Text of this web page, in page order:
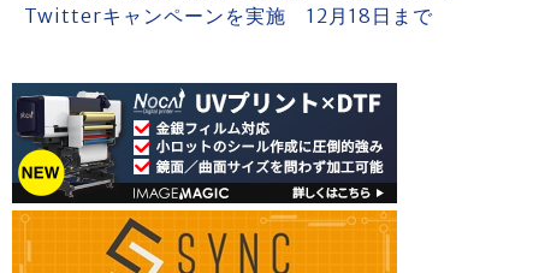
Twitterキャンペーンを実施 12月18日まで